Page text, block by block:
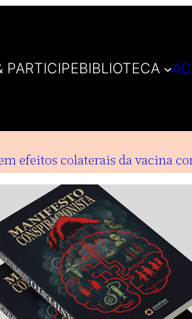
PARTICIPEBIBLIOTECA
colaterais da vacina